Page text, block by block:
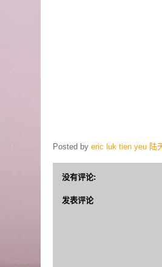
Posted by eric luk tien yeu 陆
没有评论:
发表评论